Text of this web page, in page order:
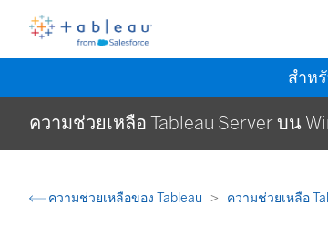
สำห
ความช่วยเหลือ Tableau Server บน
ความช่วยเหลือของ Tableau ความช่วยเหลือ